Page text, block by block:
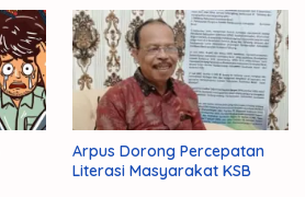
Arpus Dorong Percepatan
Literasi Masyarakat KSB